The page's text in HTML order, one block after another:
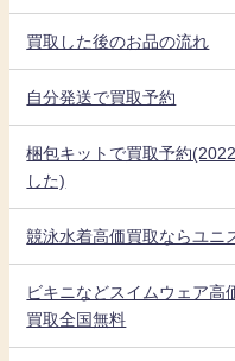
買取した後のお品の流れ
自分発送で買取予約
梱包キットで買取予約
した)
競泳水着高価買取ならユニ
ビキニなどスイムウェア高
買取全国無料